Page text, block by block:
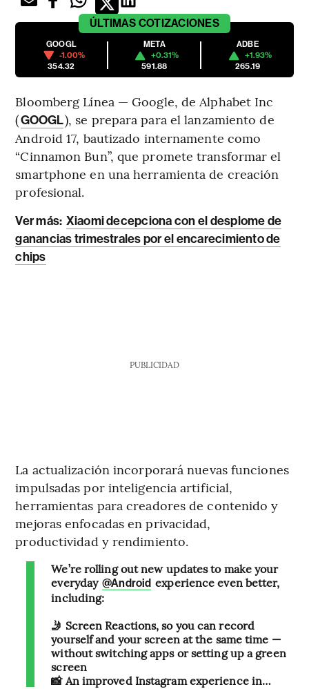
ÚLTIMAS COTIZACIONES
GOOGL
-1.00%
354.32
META
+0.31%
591.88
ADBE
+1.93%
265.19
Bloomberg Línea — Google, de Alphabet Inc
(GOOGL), se prepara para el lanzamiento de
Android 17, bautizado internamente como
“Cinnamon Bun”, que promete transformar el
smartphone en una herramienta de creación
profesional.
Ver más: Xiaomi decepciona con el desplome de
ganancias trimestrales por el encarecimiento de
chips
PUBLICIDAD
La actualización incorporará nuevas funciones
impulsadas por inteligencia artificial,
herramientas para creadores de contenido y
mejoras enfocadas en privacidad,
productividad y rendimiento.
We’re rolling out new updates to make your
everyday @Android experience even better,
including:
🤳 Screen Reactions, so you can record
yourself and your screen at the same time —
without switching apps or setting up a green
screen
📸 An improved Instagram experience in…